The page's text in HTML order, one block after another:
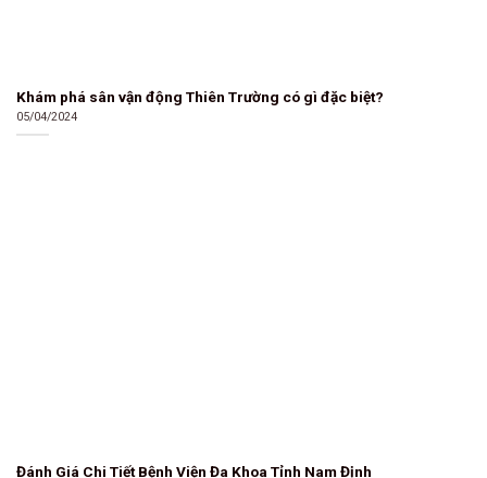
Khám phá sân vận động Thiên Trường có gì đặc biệt?
05/04/2024
Đánh Giá Chi Tiết Bệnh Viện Đa Khoa Tỉnh Nam Định